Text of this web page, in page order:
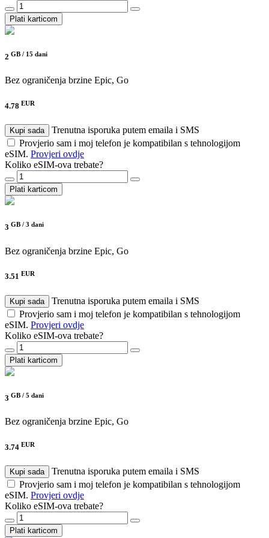
Plati karticom
2 GB / 15 dani
Bez ograničenja brzine Epic, Go
4.78 EUR
Kupi sada
Trenutna isporuka putem emaila i SMS
Provjerio sam i moj telefon je kompatibilan s tehnologijom
eSIM. Provjeri ovdje
Koliko eSIM-ova trebate?
Plati karticom
3 GB / 3 dani
Bez ograničenja brzine Epic, Go
3.51 EUR
Kupi sada
Trenutna isporuka putem emaila i SMS
Provjerio sam i moj telefon je kompatibilan s tehnologijom
eSIM. Provjeri ovdje
Koliko eSIM-ova trebate?
Plati karticom
3 GB / 5 dani
Bez ograničenja brzine Epic, Go
3.74 EUR
Kupi sada
Trenutna isporuka putem emaila i SMS
Provjerio sam i moj telefon je kompatibilan s tehnologijom
eSIM. Provjeri ovdje
Koliko eSIM-ova trebate?
Plati karticom